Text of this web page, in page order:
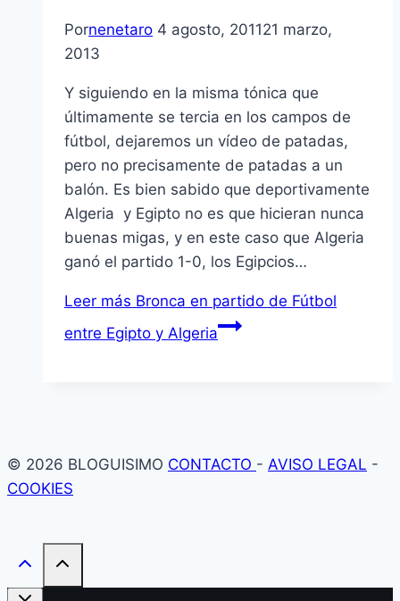
Pornenetaro 4 agosto, 201121 marzo,
2013
Y siguiendo en la misma tónica que
últimamente se tercia en los campos de
fútbol, dejaremos un ví­deo de patadas,
pero no precisamente de patadas a un
balón. Es bien sabido que deportivamente
Algeria y Egipto no es que hicieran nunca
buenas migas, y en este caso que Algeria
ganó el partido 1-0, los Egipcios…
Leer más Bronca en partido de Fútbol
entre Egipto y Algeria
© 2026 BLOGUISIMO CONTACTO - AVISO LEGAL -
COOKIES